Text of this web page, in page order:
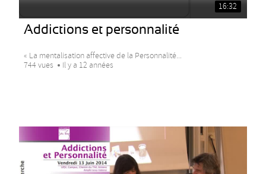
16:32
Addictions et personnalité
« La mentalisation affective de la Personnalité...
744 vues
Il y a 12 années